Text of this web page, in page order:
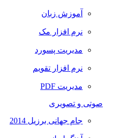
آموزش زبان
نرم افزار مک
مدیریت پسورد
نرم افزار تقویم
مدیریت PDF
صوتی و تصویری
جام جهانی برزیل 2014